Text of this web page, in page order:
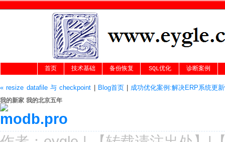
首页 技术基础 备份恢复 SQL优化 诊断案例
« resize datafile 与 checkpoint Blog首页| 成功优化案例:解决ERP系统更
我的新家 我的北京五年